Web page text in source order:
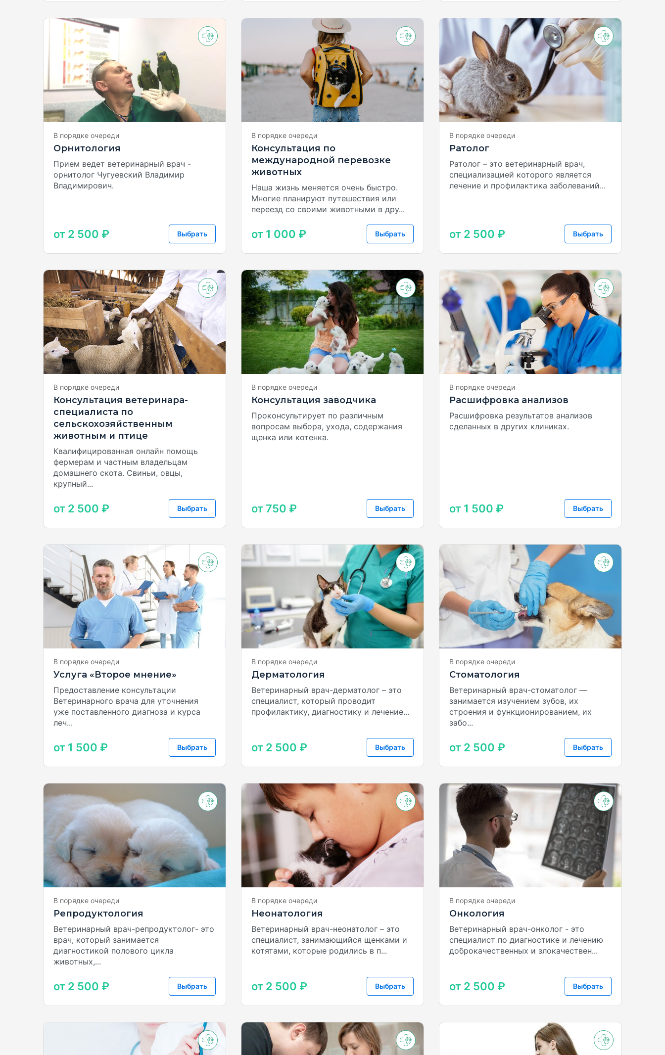
В порядке очереди
Орнитология
Прием ведет ветеринарный врач -
орнитолог Чугуевский Владимир
Владимирович.
от 2 500 ₽ Выбрать
В порядке очереди
Консультация по
международной перевозке
животных
Наша жизнь меняется очень быстро.
Многие планируют путешествия или
переезд со своими животными в дру...
от 1 000 ₽ Выбрать
В порядке очереди
Ратолог
Ратолог – это ветеринарный врач,
специализацией которого является
лечение и профилактика заболеваний...
от 2 500 ₽ Выбрать
В порядке очереди
Консультация ветеринара-
специалиста по
сельскохозяйственным
животным и птице
Квалифицированная онлайн помощь
фермерам и частным владельцам
домашнего скота. Свиньи, овцы,
крупный...
от 2 500 ₽ Выбрать
В порядке очереди
Консультация заводчика
Проконсультирует по различным
вопросам выбора, ухода, содержания
щенка или котенка.
от 750 ₽ Выбрать
+3
В порядке очереди
Расшифровка анализов
Расшифровка результатов анализов
сделанных в других клиниках.
от 1 500 ₽ Выбрать
В порядке очереди
Услуга «Второе мнение»
Предоставление консультации
Ветеринарного врача для уточнения
уже поставленного диагноза и курса
леч...
от 1 500 ₽ Выбрать
В порядке очереди
Дерматология
Ветеринарный врач-дерматолог – это
специалист, который проводит
профилактику, диагностику и лечение...
от 2 500 ₽ Выбрать
В порядке очереди
Стоматология
Ветеринарный врач-cтоматолог —
занимается изучением зубов, их
строения и функционированием, их
забо...
от 2 500 ₽ Выбрать
В порядке очереди
Репродуктология
Ветеринарный врач-репродуктолог- это
врач, который занимается
диагностикой полового цикла
животных,...
от 2 500 ₽ Выбрать
В порядке очереди
Неонатология
Ветеринарный врач-неонатолог – это
специалист, занимающийся щенками и
котятами, которые родились в п...
от 2 500 ₽ Выбрать
В порядке очереди
Онкология
Ветеринарный врач-онколог - это
специалист по диагностике и лечению
доброкачественных и злокачествен...
от 2 500 ₽ Выбрать